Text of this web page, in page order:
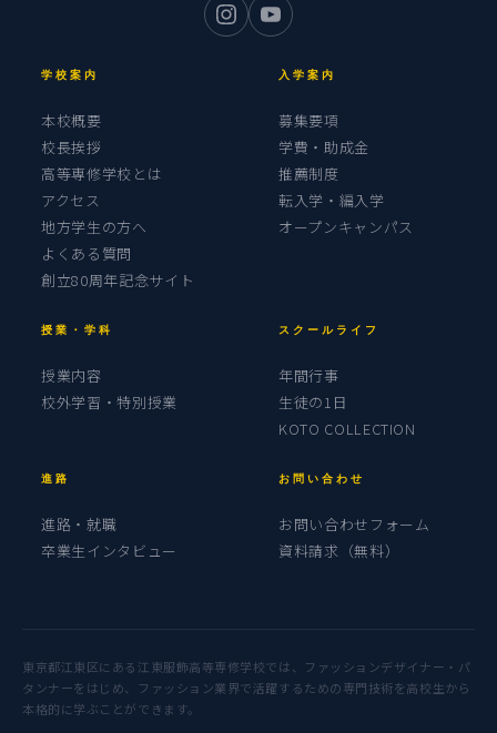
学校案内
本校概要
校長挨拶
高等専修学校とは
アクセス
地方学生の方へ
よくある質問
創立80周年記念サイト
入学案内
募集要項
学費・助成金
推薦制度
転入学・編入学
オープンキャンパス
授業・学科
授業内容
校外学習・特別授業
スクールライフ
年間行事
生徒の1日
KOTO COLLECTION
進路
進路・就職
卒業生インタビュー
お問い合わせ
お問い合わせフォーム
資料請求（無料）
東京都江東区にある江東服飾高等専修学校では、ファッションデザイナー・パ
タンナーをはじめ、ファッション業界で活躍するための専門技術を高校生から
本格的に学ぶことができます。